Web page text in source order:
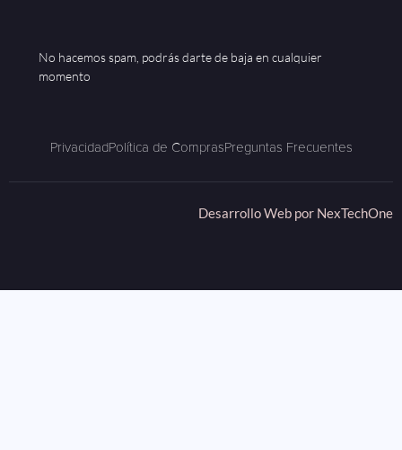
No hacemos spam, podrás darte de baja en cualquier
momento
PrivacidadPolítica de ComprasPreguntas Frecuentes
Desarrollo Web por NexTechOne